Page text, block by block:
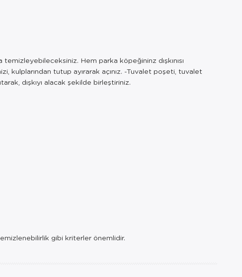
Hem parka köpeğininz dışkınısı
kulplarından tutup ayırarak açınız. -Tuvalet poşeti, tuvalet
dışkıyı alacak şekilde birleştiriniz.
gibi kriterler önemlidir.